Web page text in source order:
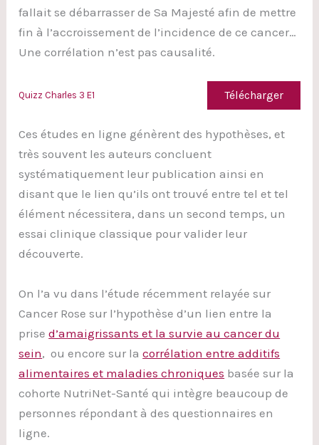
fallait se débarrasser de Sa Majesté afin de mettre
fin à l’accroissement de l’incidence de ce cancer…
Une corrélation n’est pas causalité.
Quizz Charles 3 E1 Télécharger
Ces études en ligne génèrent des hypothèses, et
très souvent les auteurs concluent
systématiquement leur publication ainsi en
disant que le lien qu’ils ont trouvé entre tel et tel
élément nécessitera, dans un second temps, un
essai clinique classique pour valider leur
découverte.
On l’a vu dans l’étude récemment relayée sur
Cancer Rose sur l’hypothèse d’un lien entre la
prised’amaigrissants et la survie au cancer du
sein, ou encore sur lacorrélation entre additifs
alimentaires et maladies chroniques basée sur la
cohorte NutriNet-Santé qui intègre beaucoup de
personnes répondant à des questionnaires en
ligne.